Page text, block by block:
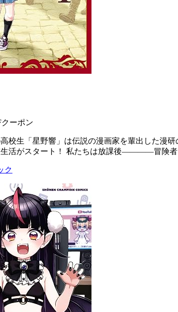
ーポン
校生「星野響」は伝説の漫画家を輩出した漫
生活がスタート！ 私たちは放課後――――冒険者
ク